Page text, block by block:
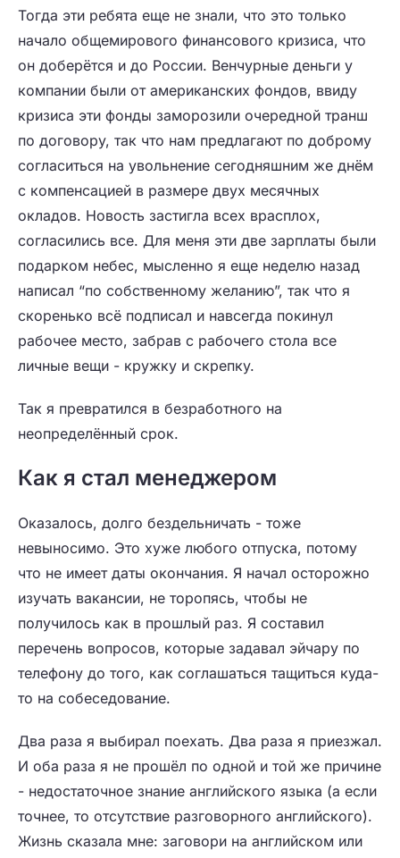
Тогда эти ребята еще не знали, что это только
начало общемирового финансового кризиса, что
он доберётся и до России. Венчурные деньги у
компании были от американских фондов, ввиду
кризиса эти фонды заморозили очередной транш
по договору, так что нам предлагают по доброму
согласиться на увольнение сегодняшним же днём
с компенсацией в размере двух месячных
окладов. Новость застигла всех врасплох,
согласились все. Для меня эти две зарплаты были
подарком небес, мысленно я еще неделю назад
написал “по собственному желанию”, так что я
скоренько всё подписал и навсегда покинул
рабочее место, забрав с рабочего стола все
личные вещи - кружку и скрепку.
Так я превратился в безработного на
неопределённый срок.
Как я стал менеджером
Оказалось, долго бездельничать - тоже
невыносимо. Это хуже любого отпуска, потому
что не имеет даты окончания. Я начал осторожно
изучать вакансии, не торопясь, чтобы не
получилось как в прошлый раз. Я составил
перечень вопросов, которые задавал эйчару по
телефону до того, как соглашаться тащиться куда-
то на собеседование.
Два раза я выбирал поехать. Два раза я приезжал.
И оба раза я не прошёл по одной и той же причине
- недостаточное знание английского языка (а если
точнее, то отсутствие разговорного английского).
Жизнь сказала мне: заговори на английском или